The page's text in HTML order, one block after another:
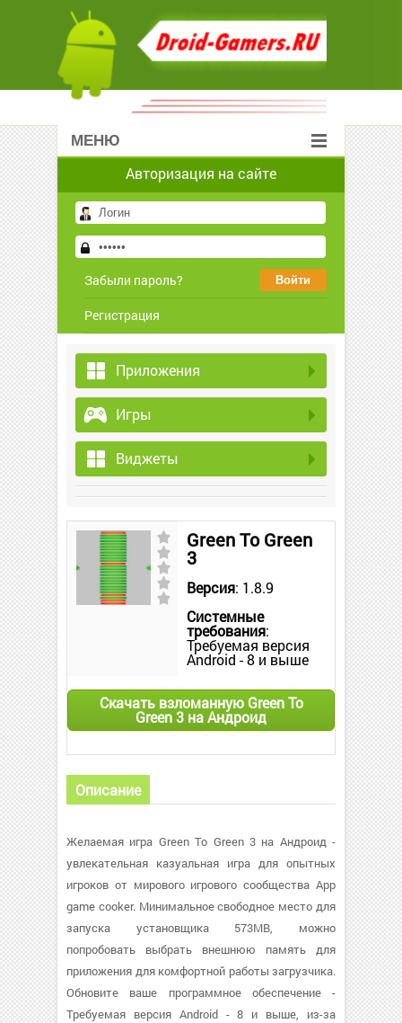
МЕНЮ
Авторизация на сайте
Забыли пароль?
Регистрация
Приложения
Игры
Виджеты
Green To Green
3
Версия: 1.8.9
Системные
требования:
Требуемая версия
Android - 8 и выше
Скачать взломанную Green To
Green 3 на Андроид
Описание
Желаемая игра Green To Green 3 на Андроид -
увлекательная казуальная игра для опытных
игроков от мирового игрового сообщества App
game cooker. Минимальное свободное место для
запуска установщика 573MB, можно
попробовать выбрать внешнюю память для
приложения для комфортной работы загрузчика.
Обновите ваше программное обеспечение -
Требуемая версия Android - 8 и выше, из-за